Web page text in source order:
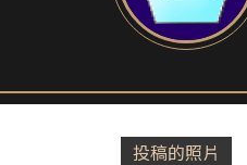
投稿的照片